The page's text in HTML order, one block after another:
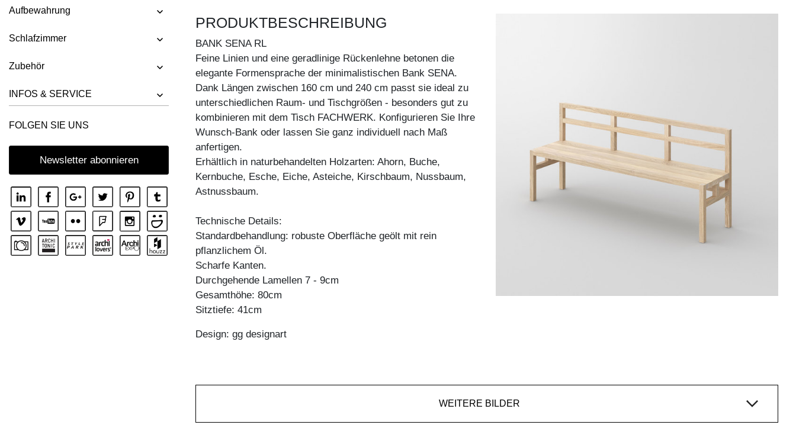
KOMMODE IOTA MID
KOMMODE IOTA MID VINO
KOMMODE IOTA TV
KOMMODE IOTA WALL V
KOMMODE LINEA
KOMMODE LINEA HI
KOMMODE MENA F
KOMMODE PYRA
KOMMODE PYRA TV
Aufbewahrung
Schlafzimmer
Zubehör
INFOS & SERVICE
FOLGEN SIE UNS
Newsletter abonnieren
PRODUKTBESCHREIBUNG
BANK SENA RL
Feine Linien und eine geradlinige Rückenlehne betonen die
elegante Formensprache der minimalistischen Bank SENA.
Dank Längen zwischen 160 cm und 240 cm passt sie ideal zu
unterschiedlichen Raum- und Tischgrößen - besonders gut zu
kombinieren mit dem Tisch FACHWERK. Konfigurieren Sie Ihre
Wunsch-Bank oder lassen Sie ganz individuell nach Maß
anfertigen.
Erhältlich in naturbehandelten Holzarten: Ahorn, Buche,
Kernbuche, Esche, Eiche, Asteiche, Kirschbaum, Nussbaum,
Astnussbaum.
Technische Details:
Standardbehandlung: robuste Oberfläche geölt mit rein
pflanzlichem Öl.
Scharfe Kanten.
Durchgehende Lamellen 7 - 9cm
Gesamthöhe: 80cm
Sitztiefe: 41cm
Design: gg designart
WEITERE BILDER